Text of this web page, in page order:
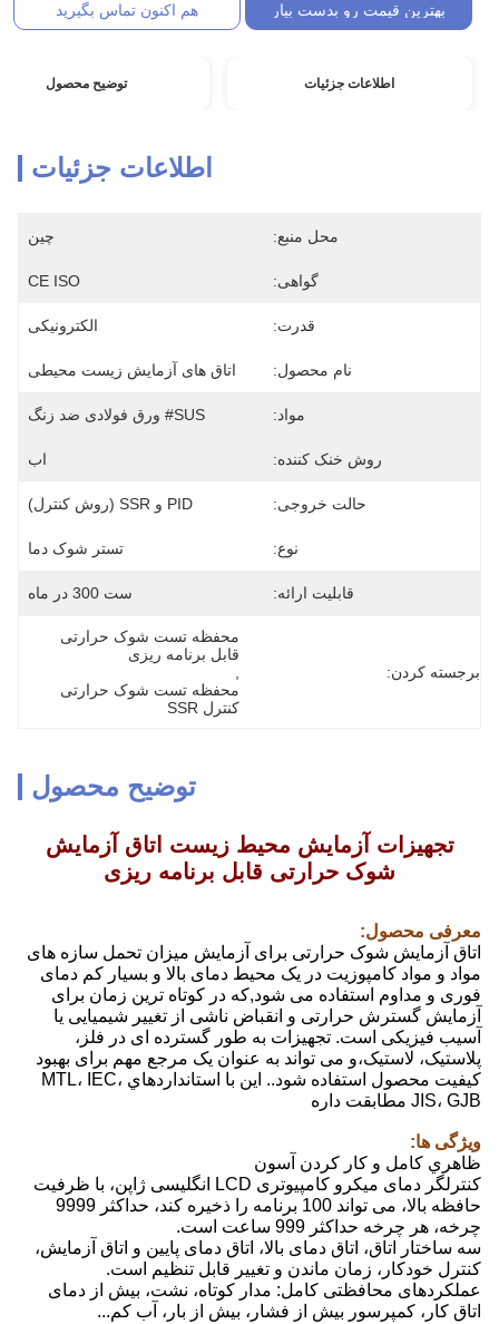
بهترین قیمت رو بدست بیار هم اکنون تماس بگیرید
اطلاعات جزئیات توضیح محصول
اطلاعات جزئیات
محل منبع: چین
گواهی: CE ISO
قدرت: الکترونیکی
نام محصول: اتاق های آزمایش زیست محیطی
مواد: SUS# ورق فولادی ضد زنگ
روش خنک کننده: اب
حالت خروجی: PID و SSR (روش کنترل)
نوع: تستر شوک دما
قابلیت ارائه: ست 300 در ماه
برجسته کردن:
قابل برنامه ریزی
کنترل SSR
توضیح محصول
تجهیزات آزمایش محیط زیست اتاق آزمایش
شوک حرارتی قابل برنامه ریزی
معرفی محصول:
اتاق آزمایش شوک حرارتی برای آزمایش میزان تحمل سازه های
مواد و مواد کامپوزیت در یک محیط دمای بالا و بسیار کم دمای
فوری و مداوم استفاده می شود,که در کوتاه ترین زمان برای
آزمایش گسترش حرارتی و انقباض ناشی از تغییر شیمیایی یا
آسیب فیزیکی است. تجهیزات به طور گسترده ای در فلز،
پلاستیک، لاستیک،و می تواند به عنوان یک مرجع مهم برای بهبود
کیفیت محصول استفاده شود.. اين با استانداردهاي MTL، IEC،
JIS، GJB مطابقت داره
ویژگی ها:
ظاهري کامل و کار کردن آسون
کنترلگر دمای میکرو کامپیوتری LCD انگلیسی ژاپن، با ظرفیت
حافظه بالا، می تواند 100 برنامه را ذخیره کند، حداکثر 9999
چرخه، هر چرخه حداکثر 999 ساعت است.
سه ساختار اتاق، اتاق دمای بالا، اتاق دمای پایین و اتاق آزمایش،
کنترل خودکار، زمان ماندن و تغییر قابل تنظیم است.
عملکردهای محافظتی کامل: مدار کوتاه، نشت، بیش از دمای
اتاق کار، کمپرسور بیش از فشار، بیش از بار، آب کم...